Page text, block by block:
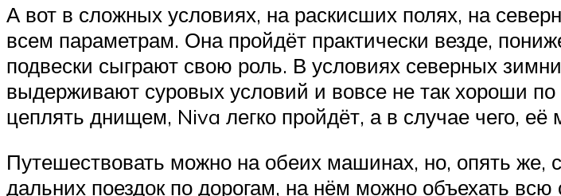
А вот в сложных условиях, на раскисших полях, на
всем параметрам. Она пройдёт практически везде,
подвески сыграют свою роль. В условиях северных
выдерживают суровых условий и вовсе не так хороши
цеплять днищем, Niva легко пройдёт, а в случае чего,
Путешествовать можно на обеих машинах, но, опять
дальних поездок по дорогам, на нём можно объехать